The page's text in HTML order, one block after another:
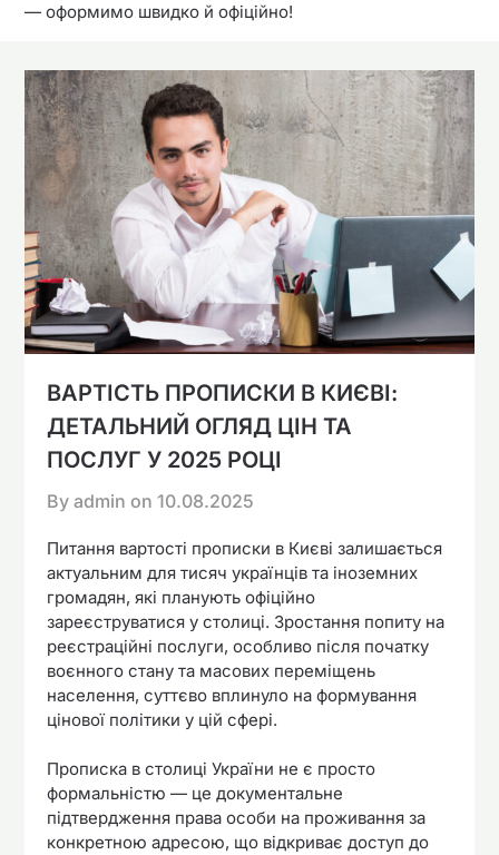
— оформимо швидко й офіційно!
ВАРТІСТЬ ПРОПИСКИ В КИЄВІ:
ДЕТАЛЬНИЙ ОГЛЯД ЦІН ТА
ПОСЛУГ У 2025 РОЦІ
By admin on10.08.2025
Питання вартості прописки в Києві залишається
актуальним для тисяч українців та іноземних
громадян, які планують офіційно
зареєструватися у столиці. Зростання попиту на
реєстраційні послуги, особливо після початку
воєнного стану та масових переміщень
населення, суттєво вплинуло на формування
цінової політики у цій сфері.
Прописка в столиці України не є просто
формальністю — це документальне
підтвердження права особи на проживання за
конкретною адресою, що відкриває доступ до